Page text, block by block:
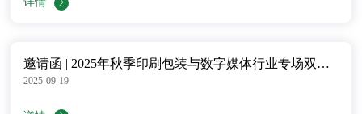
邀请函 | 2025年秋季印刷包装与数字媒体行业专场双选会
2025-09-19